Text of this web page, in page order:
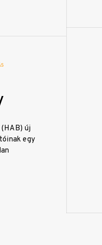
új
egy